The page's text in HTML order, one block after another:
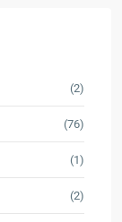
(2)
(76)
(1)
(2)